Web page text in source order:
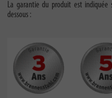
La garantie du produit est indiquée
dessous :